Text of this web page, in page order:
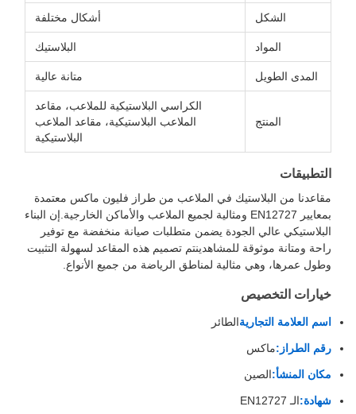
الشكل أشكال مختلفة
المواد البلاستيك
المدى الطويل متانة عالية
المنتج
الكراسي البلاستيكية للملاعب، مقاعد
الملاعب البلاستيكية، مقاعد الملاعب
البلاستيكية
التطبيقات
مقاعدنا من البلاستيك في الملاعب من طراز فليون ماكس معتمدة
بمعايير EN12727 ومثالية لجميع الملاعب والأماكن الخارجية.إن البناء
البلاستيكي عالي الجودة يضمن متطلبات صيانة منخفضة مع توفير
راحة ومتانة موثوقة للمشاهدينتم تصميم هذه المقاعد لسهولة التثبيت
وطول عمرها، وهي مثالية لمناطق الرياضة من جميع الأنواع.
خيارات التخصيص
اسم العلامة التجاريةالطائر
رقم الطراز: ماكس
مكان المنشأ:الصين
شهادة:الـ EN12727